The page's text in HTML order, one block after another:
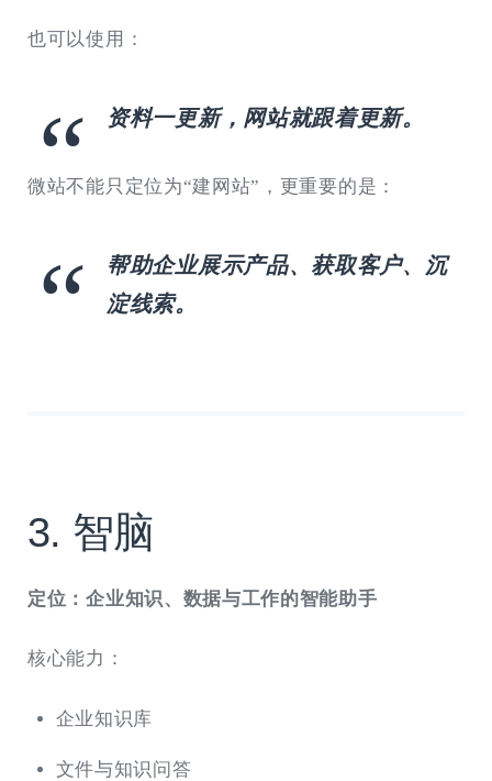
也可以使用：
资料一更新，网站就跟着更新。
微站不能只定位为“建网站”，更重要的是：
帮助企业展示产品、获取客户、沉
淀线索。
3. 智脑
定位：企业知识、数据与工作的智能助手
核心能力：
企业知识库
文件与知识问答